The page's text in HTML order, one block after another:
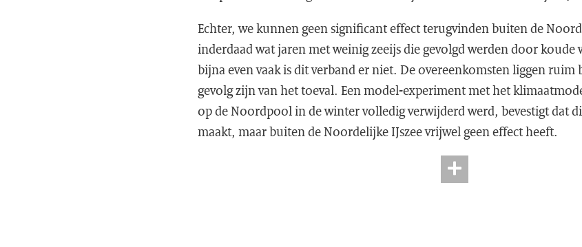
Echter, we kunnen geen significant effect terugvinden buiten de
inderdaad wat jaren met weinig zeeijs die gevolgd werden door koude
bijna even vaak is dit verband er niet. De overeenkomsten liggen ruim
gevolg zijn van het toeval. Een model-experiment met het
op de Noordpool in de winter volledig verwijderd werd, bevestigt dat
maakt, maar buiten de Noordelijke IJszee vrijwel geen effect heeft.